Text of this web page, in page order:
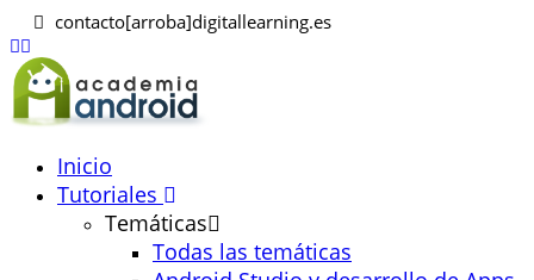
contacto[arroba]digitallearning.es
Inicio
Tutoriales
Temáticas
Todas las temáticas